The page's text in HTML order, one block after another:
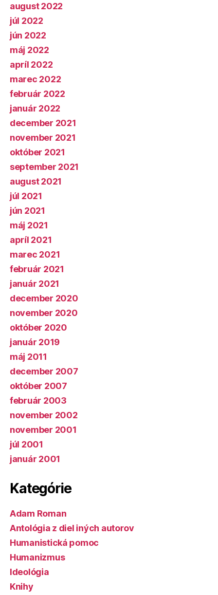
august 2022
júl 2022
jún 2022
máj 2022
apríl 2022
marec 2022
február 2022
január 2022
december 2021
november 2021
október 2021
september 2021
august 2021
júl 2021
jún 2021
máj 2021
apríl 2021
marec 2021
február 2021
január 2021
december 2020
november 2020
október 2020
január 2019
máj 2011
december 2007
október 2007
február 2003
november 2002
november 2001
júl 2001
január 2001
Kategórie
Adam Roman
Antológia z diel iných autorov
Humanistická pomoc
Humanizmus
Ideológia
Knihy